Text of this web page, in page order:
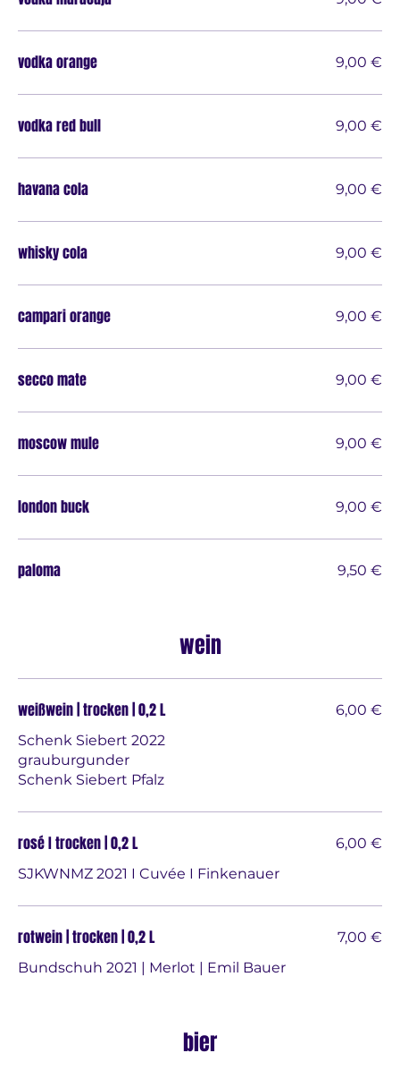
vodka orange 9,00 €
vodka red bull 9,00 €
havana cola 9,00 €
whisky cola 9,00 €
campari orange 9,00 €
secco mate 9,00 €
moscow mule 9,00 €
london buck 9,00 €
paloma 9,50 €
wein
weißwein | trocken | 0,2 L
Schenk Siebert 2022
grauburgunder
Schenk Siebert Pfalz
6,00 €
rosé I trocken | 0,2 L
SJKWNMZ 2021 I Cuvée I Finkenauer
6,00 €
rotwein | trocken | 0,2 L 7,00 €
bier